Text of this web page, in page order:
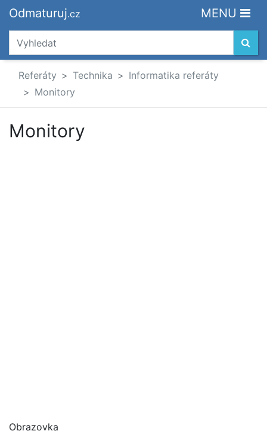
Odmaturuj.cz MENU
Referáty Technika
Informatika referáty
Monitory
Monitory
Obrazovka